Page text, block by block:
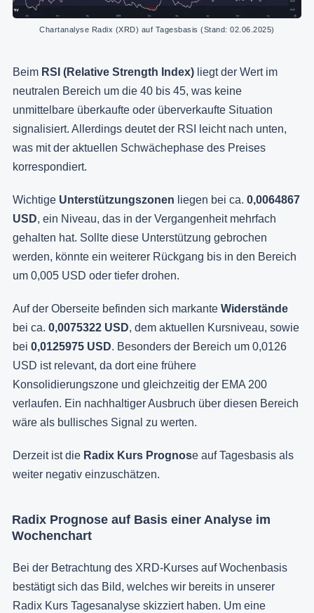
Chartanalyse Radix (XRD) auf Tagesbasis (Stand: 02.06.2025)
Beim RSI (Relative Strength Index) liegt der Wert im
neutralen Bereich um die 40 bis 45, was keine
unmittelbare überkaufte oder überverkaufte Situation
signalisiert. Allerdings deutet der RSI leicht nach unten,
was mit der aktuellen Schwächephase des Preises
korrespondiert.
Wichtige Unterstützungszonen liegen bei ca. 0,0064867
USD, ein Niveau, das in der Vergangenheit mehrfach
gehalten hat. Sollte diese Unterstützung gebrochen
werden, könnte ein weiterer Rückgang bis in den Bereich
um 0,005 USD oder tiefer drohen.
Auf der Oberseite befinden sich markante Widerstände
bei ca. 0,0075322 USD, dem aktuellen Kursniveau, sowie
bei 0,0125975 USD. Besonders der Bereich um 0,0126
USD ist relevant, da dort eine frühere
Konsolidierungszone und gleichzeitig der EMA 200
verlaufen. Ein nachhaltiger Ausbruch über diesen Bereich
wäre als bullisches Signal zu werten.
Derzeit ist die Radix Kurs Prognose auf Tagesbasis als
weiter negativ einzuschätzen.
Radix Prognose auf Basis einer Analyse im
Wochenchart
Bei der Betrachtung des XRD-Kurses auf Wochenbasis
bestätigt sich das Bild, welches wir bereits in unserer
Radix Kurs Tagesanalyse skizziert haben. Um eine